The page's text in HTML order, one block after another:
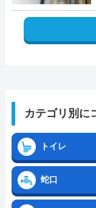
カテゴリ別に
トイレ
蛇口